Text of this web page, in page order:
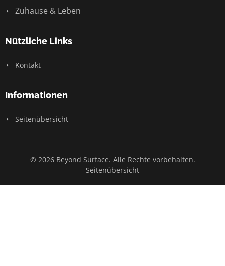
Zuhause & Leben
Nützliche Links
Kontakt
Informationen
Seitenübersicht
© 2026 Beyond Surface. Alle Rechte vorbehalten.
Seitenübersicht